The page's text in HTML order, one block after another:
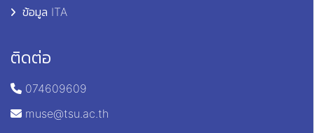
ข้อมูล ITA
ติดต่อ
074609609
muse@tsu.ac.th